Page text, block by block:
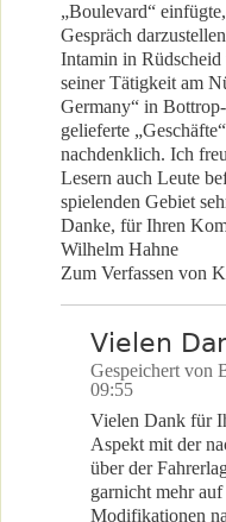
„Boulevard“
Gespräch
Intamin in
seiner Tätigkeit am
Germany“ in
gelieferte
nachdenklich. Ich
Lesern auch Leute
spielenden Gebiet
Danke, für Ihren
Wilhelm Hahne
Zum Verfassen von
Vielen
Gespeichert von
09:55
Vielen Dank für
Aspekt mit der
über der
garnicht mehr
Modifikationen